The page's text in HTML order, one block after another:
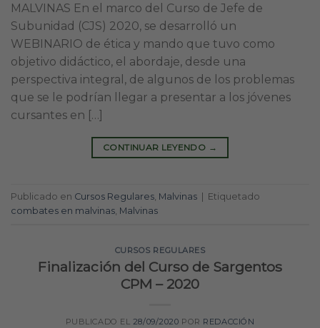
MALVINAS En el marco del Curso de Jefe de
Subunidad (CJS) 2020, se desarrolló un
WEBINARIO de ética y mando que tuvo como
objetivo didáctico, el abordaje, desde una
perspectiva integral, de algunos de los problemas
que se le podrían llegar a presentar a los jóvenes
cursantes en […]
CONTINUAR LEYENDO →
Publicado en Cursos Regulares Malvinas
Etiquetado
combates en malvinas Malvinas
CURSOS REGULARES
Finalización del Curso de Sargentos
CPM – 2020
PUBLICADO EL 28/09/2020 POR REDACCIÓN